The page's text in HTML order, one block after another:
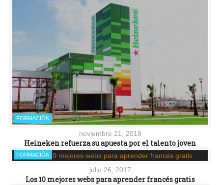
FORMACIÓN
noviembre 21, 2018
Heineken refuerza su apuesta por el talento joven
FORMACIÓN
julio 26, 2017
Los 10 mejores webs para aprender francés gratis